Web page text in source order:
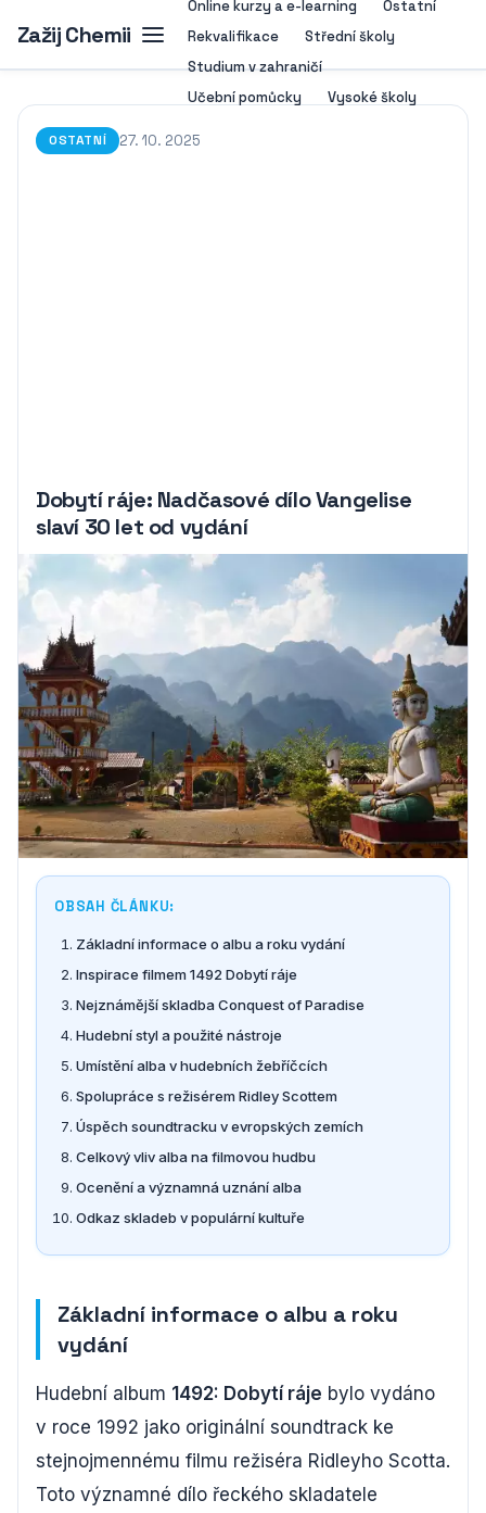
Zažij Chemii
Online kurzy a e-learning
Ostatní
Rekvalifikace
Střední školy
Studium v zahraničí
Učební pomůcky
Vysoké školy
OSTATNÍ 27. 10. 2025
Dobytí ráje: Nadčasové dílo Vangelise
slaví 30 let od vydání
OBSAH ČLÁNKU:
Základní informace o albu a roku vydání
Inspirace filmem 1492 Dobytí ráje
Nejznámější skladba Conquest of Paradise
Hudební styl a použité nástroje
Umístění alba v hudebních žebříčcích
Spolupráce s režisérem Ridley Scottem
Úspěch soundtracku v evropských zemích
Celkový vliv alba na filmovou hudbu
Ocenění a významná uznání alba
Odkaz skladeb v populární kultuře
Základní informace o albu a roku
vydání
Hudební album 1492: Dobytí ráje bylo vydáno
v roce 1992 jako originální soundtrack ke
stejnojmennému filmu režiséra Ridleyho Scotta.
Toto významné dílo řeckého skladatele